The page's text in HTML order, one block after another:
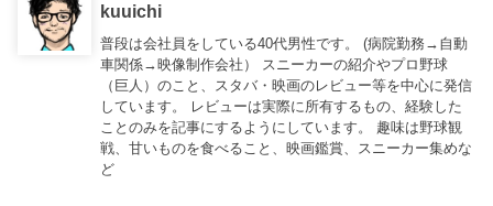
kuuichi
普段は会社員をしている40代男性です。 (病院勤務→自動
車関係→映像制作会社） スニーカーの紹介やプロ野球
（巨人）のこと、スタバ・映画のレビュー等を中心に発信
しています。 レビューは実際に所有するもの、経験した
ことのみを記事にするようにしています。 趣味は野球観
戦、甘いものを食べること、映画鑑賞、スニーカー集めな
ど